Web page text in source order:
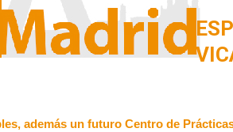
además un futuro Centro de